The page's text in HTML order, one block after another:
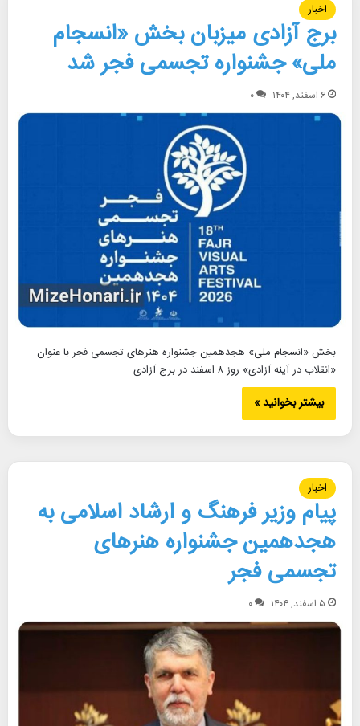
اخبار
برج آزادی میزبان بخش «انسجام
ملی» جشنواره تجسمی فجر شد
۶ اسفند, ۱۴۰۴ ۰
بخش «انسجام ملی» هجدهمین جشنواره هنرهای تجسمی فجر با عنوان
«انقلاب در آینه آزادی» روز ۸ اسفند در برج آزادی…
بیشتر بخوانید »
اخبار
پیام وزیر فرهنگ و ارشاد اسلامی به
هجدهمین جشنواره هنرهای
تجسمی فجر
۵ اسفند, ۱۴۰۴ ۰